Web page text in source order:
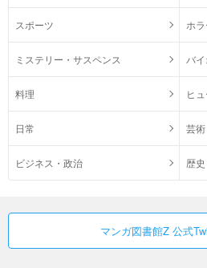
スポーツ ホ
ミステリー・サスペンス バ
料理 ヒ
日常 芸
ビジネス・政治 歴
マンガ図書館Z 公式